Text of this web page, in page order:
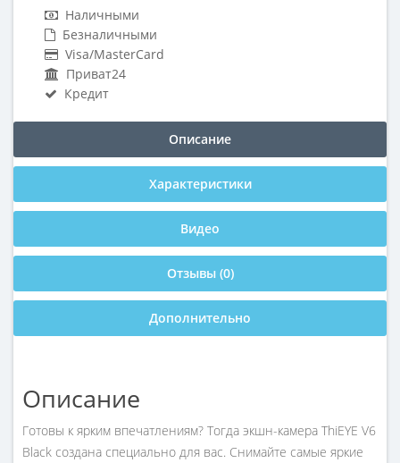
Наличными
Безналичными
Visa/MasterCard
Приват24
Кредит
Описание
Характеристики
Видео
Отзывы (0)
Дополнительно
Описание
Готовы к ярким впечатлениям? Тогда экшн-камера ThiEYE V6
Black создана специально для вас. Снимайте самые яркие